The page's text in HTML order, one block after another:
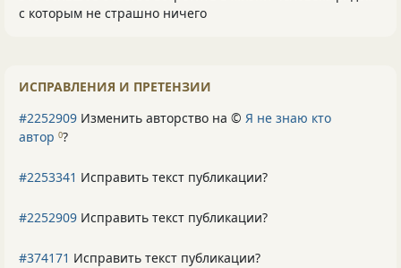
с которым не страшно ничего
ИСПРАВЛЕНИЯ И ПРЕТЕНЗИИ
#2252909 Изменить авторство на © Я не знаю кто
автор 0?
#2253341 Исправить текст публикации?
#2252909 Исправить текст публикации?
#374171 Исправить текст публикации?